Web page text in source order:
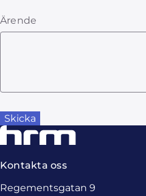
Ärende
Kontakta oss
Regementsgatan 9